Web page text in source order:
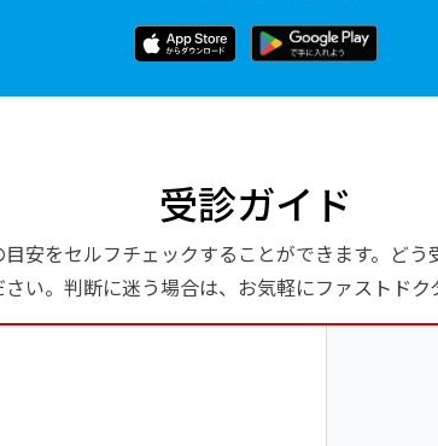
受診ガイド
安をセルフチェックすることができます。ど
い。判断に迷う場合は、お気軽にファストドク